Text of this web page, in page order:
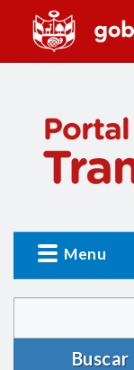
Menu
Buscar